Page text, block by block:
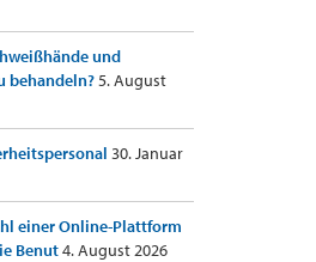
und
behandeln?5. August
30. Januar
einer Online-Plattform
Benut4. August 2026